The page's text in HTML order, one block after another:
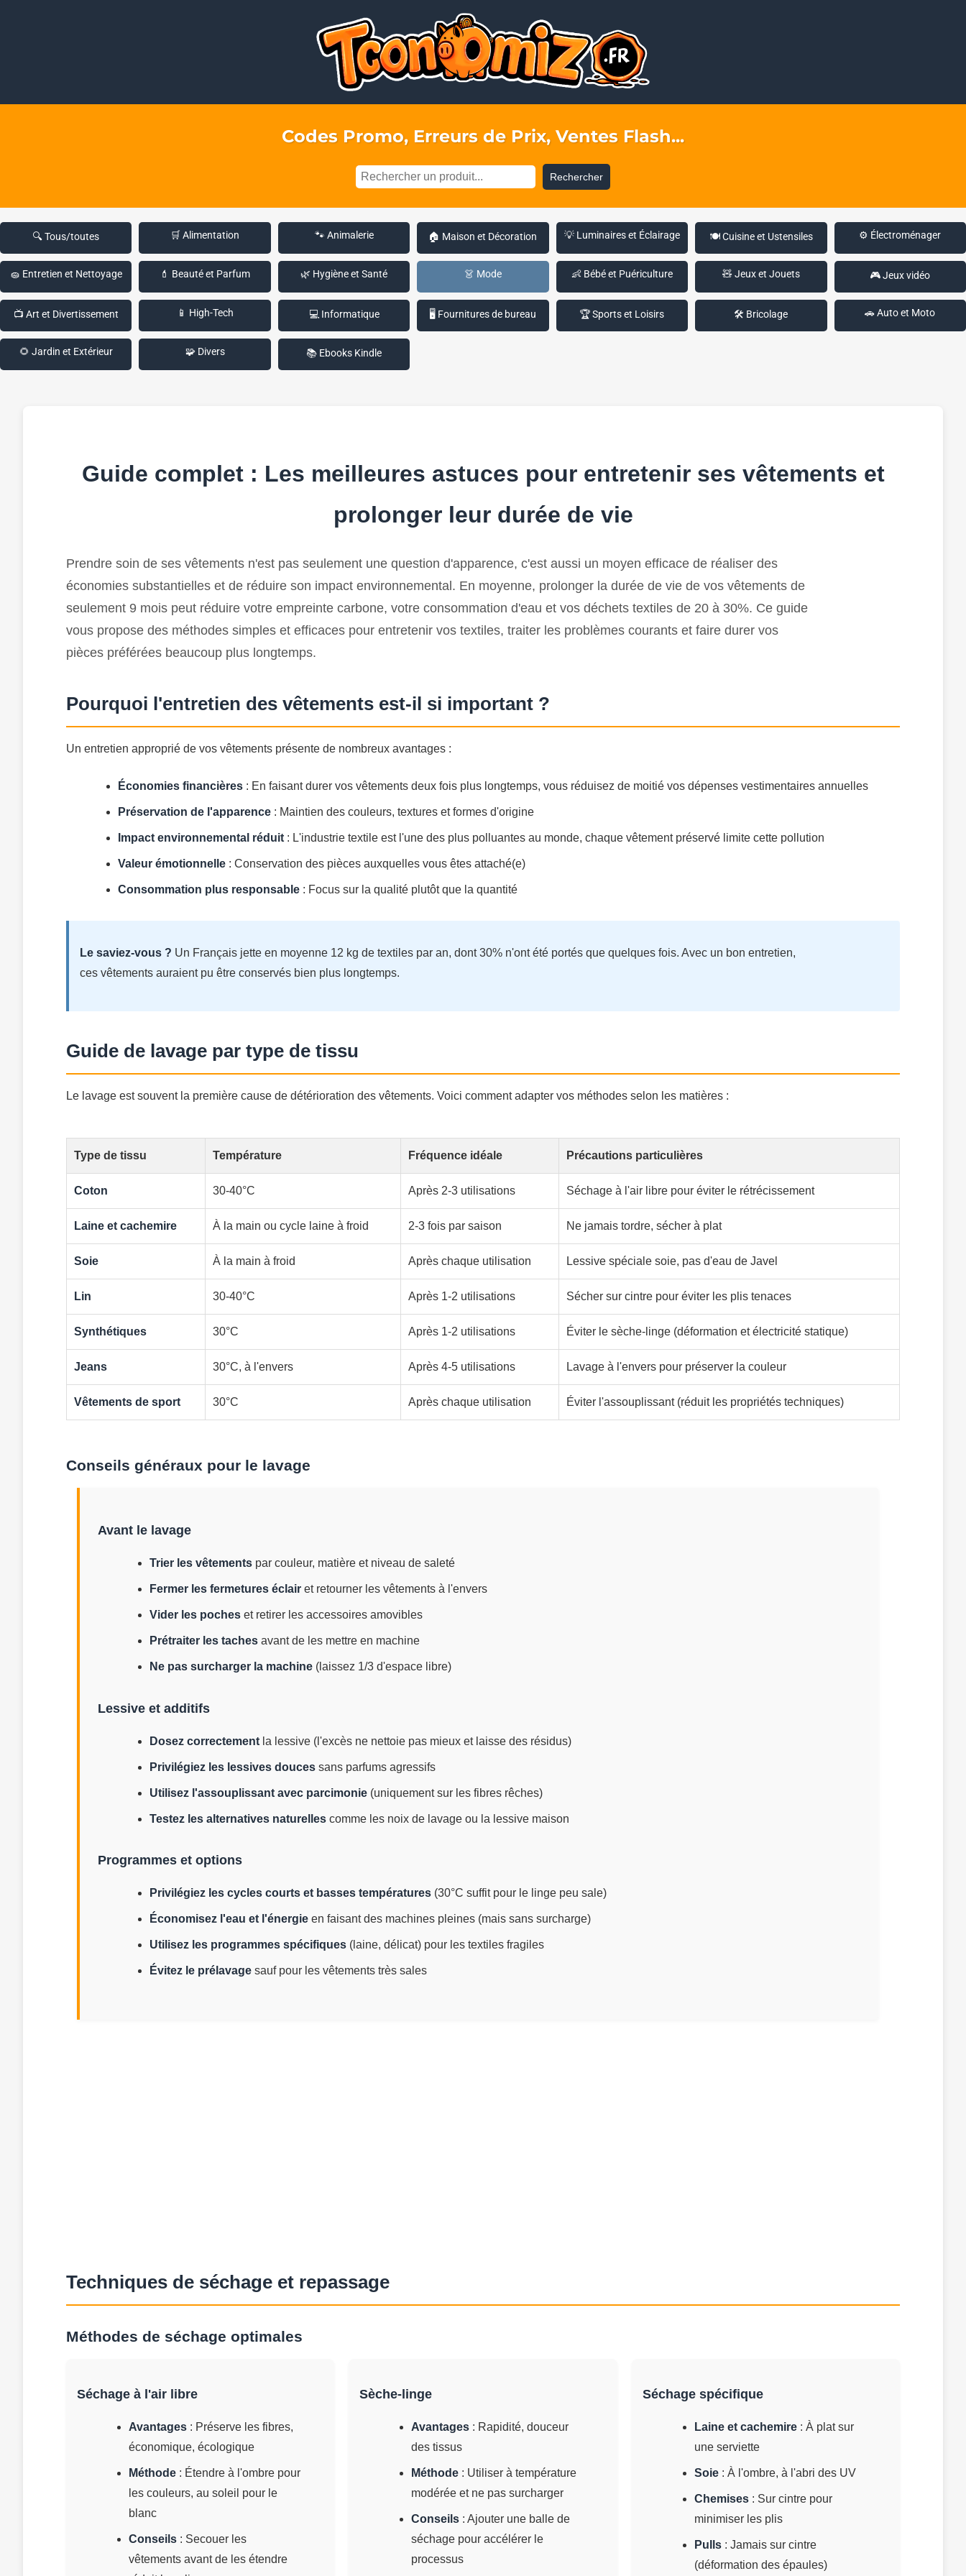
Codes Promo, Erreurs de Prix, Ventes Flash...
Rechercher
🔍 Tous/toutes 🛒 Alimentation 🐾 Animalerie 🏠 Maison et Décoration 💡 Luminaires et Éclairage 🍽️ Cuisine et Ustensiles ⚙️ Électroménager
🧽 Entretien et Nettoyage 💄 Beauté et Parfum 🌿 Hygiène et Santé 👗 Mode 👶 Bébé et Puériculture 🧸 Jeux et Jouets 🎮 Jeux vidéo
📺 Art et Divertissement 📱 High-Tech 💻 Informatique 🖥️ Fournitures de bureau 🏆 Sports et Loisirs 🛠️ Bricolage 🚗 Auto et Moto
🌻 Jardin et Extérieur 🧩 Divers 📚 Ebooks Kindle
Guide complet : Les meilleures astuces pour entretenir ses vêtements et
prolonger leur durée de vie
Prendre soin de ses vêtements n'est pas seulement une question d'apparence, c'est aussi un moyen efficace de réaliser des
économies substantielles et de réduire son impact environnemental. En moyenne, prolonger la durée de vie de vos vêtements de
seulement 9 mois peut réduire votre empreinte carbone, votre consommation d'eau et vos déchets textiles de 20 à 30%. Ce guide
vous propose des méthodes simples et efficaces pour entretenir vos textiles, traiter les problèmes courants et faire durer vos
pièces préférées beaucoup plus longtemps.
Pourquoi l'entretien des vêtements est-il si important ?
Un entretien approprié de vos vêtements présente de nombreux avantages :
Économies financières : En faisant durer vos vêtements deux fois plus longtemps, vous réduisez de moitié vos dépenses vestimentaires annuelles
Préservation de l'apparence : Maintien des couleurs, textures et formes d'origine
Impact environnemental réduit : L'industrie textile est l'une des plus polluantes au monde, chaque vêtement préservé limite cette pollution
Valeur émotionnelle : Conservation des pièces auxquelles vous êtes attaché(e)
Consommation plus responsable : Focus sur la qualité plutôt que la quantité
Le saviez-vous ? Un Français jette en moyenne 12 kg de textiles par an, dont 30% n'ont été portés que quelques fois. Avec un bon entretien,
ces vêtements auraient pu être conservés bien plus longtemps.
Guide de lavage par type de tissu
Le lavage est souvent la première cause de détérioration des vêtements. Voici comment adapter vos méthodes selon les matières :
Type de tissu Température Fréquence idéale Précautions particulières
Coton 30-40°C Après 2-3 utilisations Séchage à l'air libre pour éviter le rétrécissement
Laine et cachemire À la main ou cycle laine à froid 2-3 fois par saison Ne jamais tordre, sécher à plat
Soie À la main à froid Après chaque utilisation Lessive spéciale soie, pas d'eau de Javel
Lin 30-40°C Après 1-2 utilisations Sécher sur cintre pour éviter les plis tenaces
Synthétiques 30°C Après 1-2 utilisations Éviter le sèche-linge (déformation et électricité statique)
Jeans 30°C, à l'envers Après 4-5 utilisations Lavage à l'envers pour préserver la couleur
Vêtements de sport 30°C Après chaque utilisation Éviter l'assouplissant (réduit les propriétés techniques)
Conseils généraux pour le lavage
Avant le lavage
Trier les vêtements par couleur, matière et niveau de saleté
Fermer les fermetures éclair et retourner les vêtements à l'envers
Vider les poches et retirer les accessoires amovibles
Prétraiter les taches avant de les mettre en machine
Ne pas surcharger la machine (laissez 1/3 d'espace libre)
Lessive et additifs
Dosez correctement la lessive (l'excès ne nettoie pas mieux et laisse des résidus)
Privilégiez les lessives douces sans parfums agressifs
Utilisez l'assouplissant avec parcimonie (uniquement sur les fibres rêches)
Testez les alternatives naturelles comme les noix de lavage ou la lessive maison
Programmes et options
Privilégiez les cycles courts et basses températures (30°C suffit pour le linge peu sale)
Économisez l'eau et l'énergie en faisant des machines pleines (mais sans surcharge)
Utilisez les programmes spécifiques (laine, délicat) pour les textiles fragiles
Évitez le prélavage sauf pour les vêtements très sales
Techniques de séchage et repassage
Méthodes de séchage optimales
Séchage à l'air libre
Avantages : Préserve les fibres,
économique, écologique
Méthode : Étendre à l'ombre pour
les couleurs, au soleil pour le
blanc
Conseils : Secouer les
vêtements avant de les étendre
Sèche-linge
Avantages : Rapidité, douceur
des tissus
Méthode : Utiliser à température
modérée et ne pas surcharger
Conseils : Ajouter une balle de
séchage pour accélérer le
processus
Séchage spécifique
Laine et cachemire: À plat sur
une serviette
Soie: À l'ombre, à l'abri des UV
Chemises: Sur cintre pour
minimiser les plis
Pulls: Jamais sur cintre
(déformation des épaules)